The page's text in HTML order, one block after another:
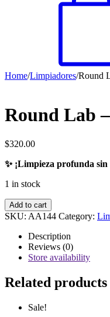
Home/Limpiadores/Round
Round Lab
$320.00
✨ ¡Limpieza profunda
1 in stock
Round
Lab
1025
Dokdo
Cleanser
Add to cart
SKU: AA144 Category:
Description
Reviews (0)
Store availability
Related products
Sale!